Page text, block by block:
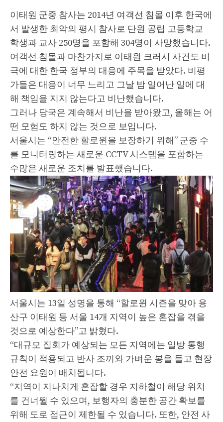
이태원 군중 참사는 2014년 여객선 침몰 이후 한국에
서 발생한 최악의 평시 참사로 단원 공립 고등학교
학생과 교사 250명을 포함해 304명이 사망했습니다.
여객선 침몰과 마찬가지로 이태원 크러시 사건도 비
극에 대한 한국 정부의 대응에 주목을 받았다. 비평
가들은 대응이 너무 느리고 그날 밤 일어난 일에 대
해 책임을 지지 않는다고 비난했습니다.
그러나 당국은 계속해서 비난을 받아왔고, 올해는 어
떤 모험도 하지 않는 것으로 보입니다.
서울시는 “안전한 할로윈을 보장하기 위해” 군중 수
를 모니터링하는 새로운 CCTV 시스템을 포함하는
수많은 새로운 조치를 발표했습니다.
서울시는 13일 성명을 통해 “할로윈 시즌을 맞아 용
산구 이태원 등 서울 14개 지역이 높은 혼잡을 겪을
것으로 예상한다”고 밝혔다.
“대규모 집회가 예상되는 모든 지역에는 일방 통행
규칙이 적용되고 반사 조끼와 가벼운 봉을 들고 현장
안전 요원이 배치됩니다.
“지역이 지나치게 혼잡할 경우 지하철이 해당 위치
를 건너뛸 수 있으며, 보행자의 충분한 공간 확보를
위해 도로 접근이 제한될 수 있습니다. 또한, 안전 사